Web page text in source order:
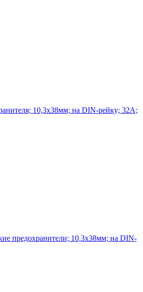
10,3x38мм; на DIN-рейку; 32А;
предохранители; 10,3x38мм; на DIN-